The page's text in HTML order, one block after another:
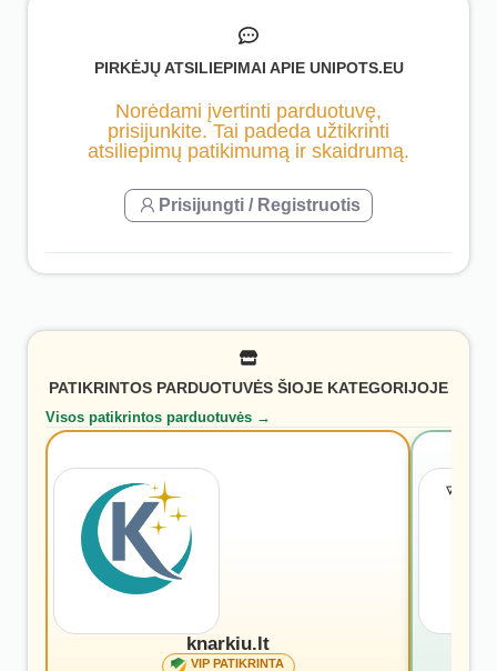
PIRKĖJŲ ATSILIEPIMAI APIE UNIPOTS.EU
Norėdami įvertinti parduotuvę,
prisijunkite. Tai padeda užtikrinti
atsiliepimų patikimumą ir skaidrumą.
Prisijungti / Registruotis
PATIKRINTOS PARDUOTUVĖS ŠIOJE KATEGORIJOJE
Visos patikrintos parduotuvės →
knarkiu.lt
VIP PATIKRINTA